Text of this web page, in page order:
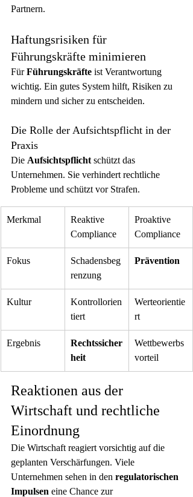
Partnern.
Haftungsrisiken für
Führungskräfte minimieren
Für Führungskräfte ist Verantwortung
wichtig. Ein gutes System hilft, Risiken zu
mindern und sicher zu entscheiden.
Die Rolle der Aufsichtspflicht in der
Praxis
Die Aufsichtspflicht schützt das
Unternehmen. Sie verhindert rechtliche
Probleme und schützt vor Strafen.
Merkmal
Reaktive
Compliance
Proaktive
Compliance
Fokus
Schadensbeg
renzung
Prävention
Kultur
Kontrollorien
tiert
Werteorientie
rt
Ergebnis
Rechtssicher
heit
Wettbewerbs
vorteil
Reaktionen aus der
Wirtschaft und rechtliche
Einordnung
Die Wirtschaft reagiert vorsichtig auf die
geplanten Verschärfungen. Viele
Unternehmen sehen in den regulatorischen
Impulsen eine Chance zur